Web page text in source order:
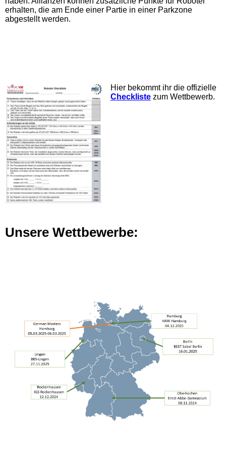
erhalten, die am Ende einer Partie in einer Parkzone
abgestellt werden.
Hier bekommt ihr die offizielle
Checklistezum Wettbewerb.
Unsere Wettbewerbe: